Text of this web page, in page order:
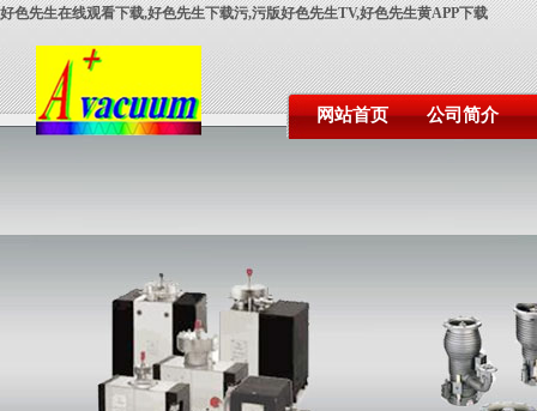
好色先生在线观看下载,好色先生下载污,污版好色先生TV,好色先生黄APP下载
网站首页 公司简介